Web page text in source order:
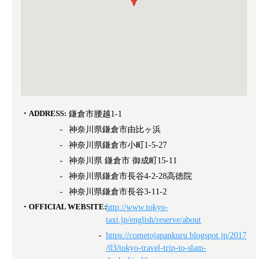
ADDRESS: 鎌倉市腰越1-1
神奈川県鎌倉市由比ヶ浜
神奈川県鎌倉市小町1-5-27
神奈川県 鎌倉市 御成町15-11
神奈川県鎌倉市長谷4-2-28高徳院
神奈川県鎌倉市長谷3-11-2
OFFICIAL WEBSITE:http://www.tokyo-
taxi.jp/english/reserve/about
https://cometojapankuru.blogspot.jp/2017
/03/tokyo-travel-trip-to-slam-